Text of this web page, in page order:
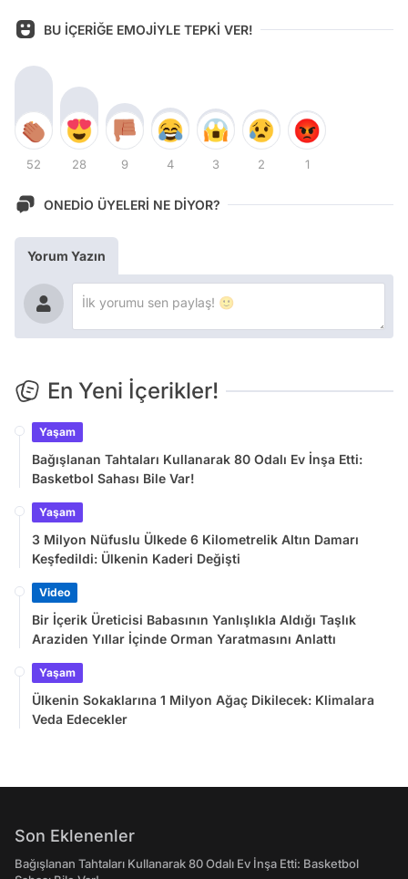
BU İÇERİĞE EMOJİYLE TEPKİ VER!
52 28 9 4 3 2 1
ONEDİO ÜYELERİ NE DİYOR?
Yorum Yazın
En Yeni İçerikler!
Yaşam
Bağışlanan Tahtaları Kullanarak 80 Odalı Ev İnşa Etti:
Basketbol Sahası Bile Var!
Yaşam
3 Milyon Nüfuslu Ülkede 6 Kilometrelik Altın Damarı
Keşfedildi: Ülkenin Kaderi Değişti
Video
Bir İçerik Üreticisi Babasının Yanlışlıkla Aldığı Taşlık
Araziden Yıllar İçinde Orman Yaratmasını Anlattı
Yaşam
Ülkenin Sokaklarına 1 Milyon Ağaç Dikilecek: Klimalara
Veda Edecekler
Son Eklenenler
Bağışlanan Tahtaları Kullanarak 80 Odalı Ev İnşa Etti: Basketbol